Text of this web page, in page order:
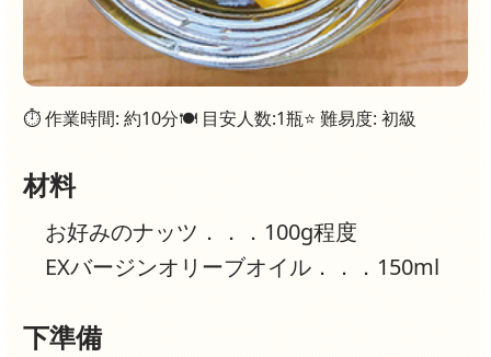
⏱ 作業時間: 約10分🍽 目安人数:1瓶⭐ 難易度: 初級
材料
お好みのナッツ．．．100g程度
EXバージンオリーブオイル．．．150ml
下準備